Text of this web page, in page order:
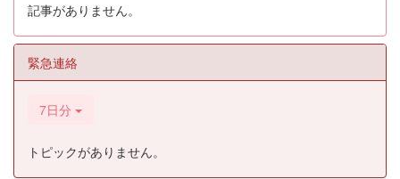
記事がありません。
緊急連絡
7日分
トピックがありません。